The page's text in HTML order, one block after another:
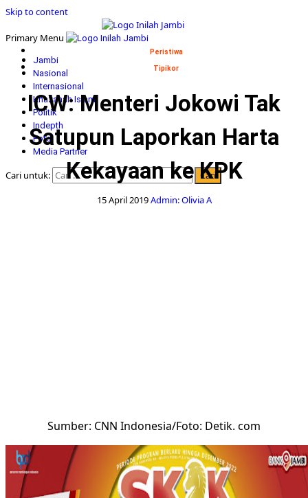
Skip to content
Primary Menu
Jambi
Nasional
Internasional
Khazanah Islam
Politik
Indepth
Foto
Media Partner
Cari untuk:
Peristiwa
Tipikor
ICW: Menteri Jokowi Tak
Satupun Laporkan Harta
Kekayaan ke KPK
15 April 2019Admin: Olivia A
Sumber: CNN Indonesia/Foto: Detik. com